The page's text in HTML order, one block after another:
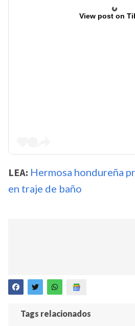
View post on
LEA: Hermosa hondureña
en traje de baño
Tags relacionados